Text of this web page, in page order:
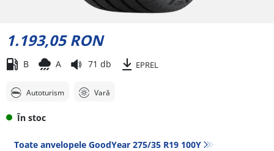
1.193,05 RON
B A 71 db EPREL
Autoturism Vară
În stoc
Toate anvelopele GoodYear 275/35 R19 100Y